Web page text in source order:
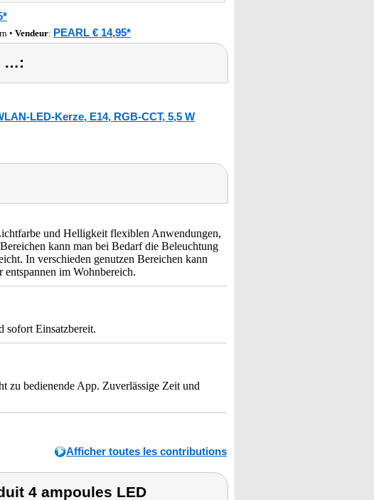
• Vendeur: PEARL € 14,95*
…:
LED-Kerze, E14, RGB-CCT, 5,5 W
und Helligkeit flexiblen Anwendungen,
kann man bei Bedarf die Beleuchtung
In verschieden genutzen Bereichen kann
im Wohnbereich.
sofort Einsatzbereit.
zu bedienende App. Zuverlässige Zeit und
Afficher toutes les contributions
4 ampoules LED